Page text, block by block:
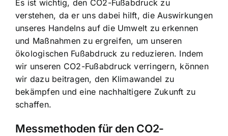
Es ist wichtig, den CO2-Fußabdruck zu
verstehen, da er uns dabei hilft, die Auswirkungen
unseres Handelns auf die Umwelt zu erkennen
und Maßnahmen zu ergreifen, um unseren
ökologischen Fußabdruck zu reduzieren. Indem
wir unseren CO2-Fußabdruck verringern, können
wir dazu beitragen, den Klimawandel zu
bekämpfen und eine nachhaltigere Zukunft zu
schaffen.
Messmethoden für den CO2-